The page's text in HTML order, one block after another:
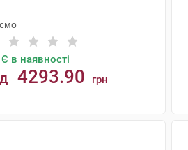
Є в наявності
4293.90 грн